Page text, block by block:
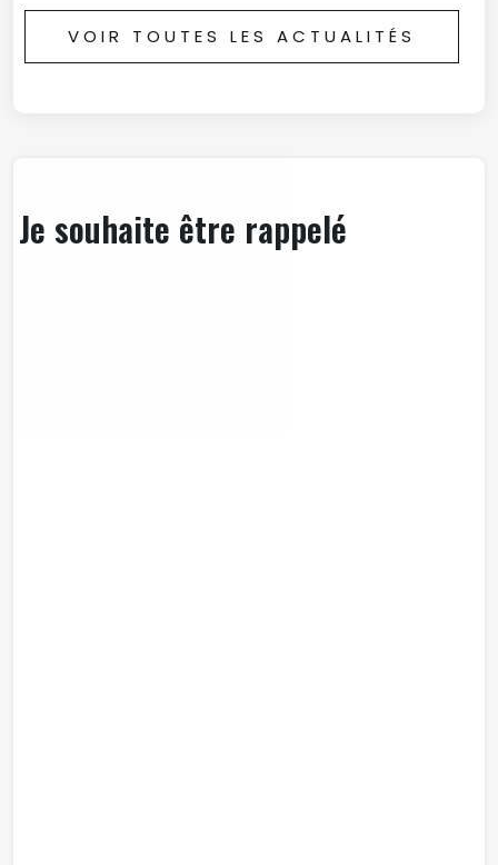
VOIR TOUTES LES ACTUALITÉS
Je souhaite être rappelé